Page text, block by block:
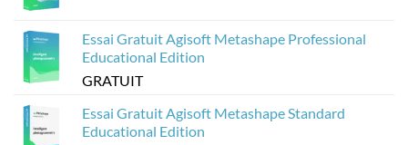
Essai Gratuit Agisoft Metashape Professional
Educational Edition
GRATUIT
Essai Gratuit Agisoft Metashape Standard
Educational Edition